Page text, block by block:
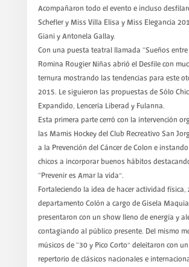
Acompañaron todo el evento e incluso
Schefler y Miss Villa Elisa y Miss Elegancia
Giani y Antonela Gallay.
Con una puesta teatral llamada “Sueños entre
Romina Rougier Niñas abrió el Desfile con
ternura mostrando las tendencias para este
2015. Le siguieron las propuestas de Sólo
Expandido, Lencería Liberad y Fulanna.
Esta primera parte cerró con la intervención
las Mamis Hockey del Club Recreativo San
a la Prevención del Cáncer de Colon e
chicos a incorporar buenos hábitos
“Prevenir es Amar la vida”.
Fortaleciendo la idea de hacer actividad física,
departamento Colón a cargo de Gisela
presentaron con un show lleno de energía y
contagiando al público presente. Del mismo
músicos de “30 y Pico Corto” deleitaron con
repertorio de clásicos nacionales e